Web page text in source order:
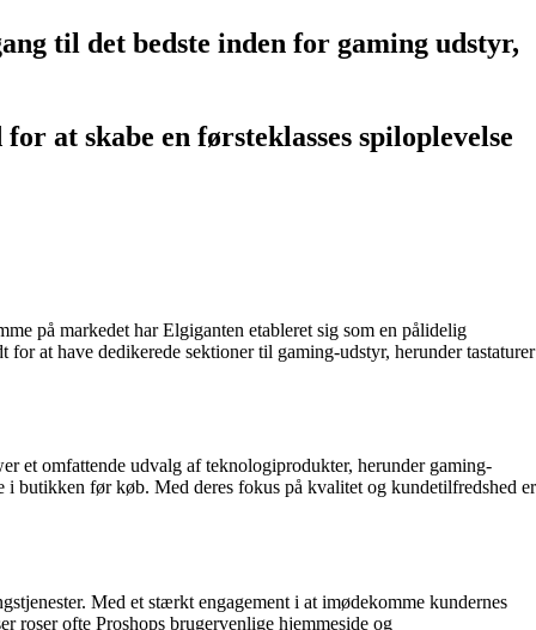
til det bedste inden for gaming udstyr,
at skabe en førsteklasses spiloplevelse
på markedet har Elgiganten etableret sig som en pålidelig
at have dedikerede sektioner til gaming-udstyr, herunder tastaturer
et omfattende udvalg af teknologiprodukter, herunder gaming-
butikken før køb. Med deres fokus på kvalitet og kundetilfredshed er
Med et stærkt engagement i at imødekomme kundernes
roser ofte Proshops brugervenlige hjemmeside og